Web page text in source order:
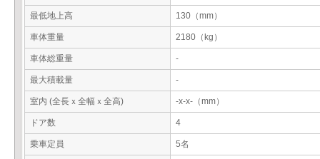
最低地上高 130（mm）
車体重量 2180（kg）
車体総重量 -
最大積載量 -
室内 (全長ｘ全幅ｘ全高) -x-x-（mm）
ドア数 4
乗車定員 5名